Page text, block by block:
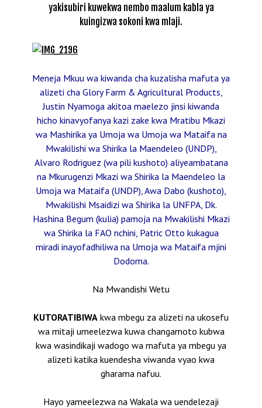
yakisubiri kuwekwa nembo maalum kabla ya
kuingizwa sokoni kwa mlaji.
Meneja Mkuu wa kiwanda cha kuzalisha mafuta ya
alizeti cha Glory Farm & Agricultural Products,
Justin Nyamoga akitoa maelezo jinsi kiwanda
hicho kinavyofanya kazi zake kwa Mratibu Mkazi
wa Mashirika ya Umoja wa Umoja wa Mataifa na
Mwakilishi wa Shirika la Maendeleo (UNDP),
Alvaro Rodriguez (wa pili kushoto) aliyeambatana
na Mkurugenzi Mkazi wa Shirika la Maendeleo la
Umoja wa Mataifa (UNDP), Awa Dabo (kushoto),
Mwakilishi Msaidizi wa Shirika la UNFPA, Dk.
Hashina Begum (kulia) pamoja na Mwakilishi Mkazi
wa Shirika la FAO nchini, Patric Otto kukagua
miradi inayofadhiliwa na Umoja wa Mataifa mjini
Dodoma.
Na Mwandishi Wetu
KUTORATIBIWA kwa mbegu za alizeti na ukosefu
wa mitaji umeelezwa kuwa changamoto kubwa
kwa wasindikaji wadogo wa mafuta ya mbegu ya
alizeti katika kuendesha viwanda vyao kwa
gharama nafuu.
Hayo yameelezwa na Wakala wa uendelezaji